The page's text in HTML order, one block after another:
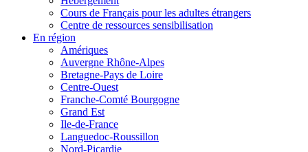
Cours de Français pour les adultes étrangers
Centre de ressources sensibilisation
En région
Amériques
Auvergne Rhône-Alpes
Bretagne-Pays de Loire
Centre-Ouest
Franche-Comté Bourgogne
Grand Est
Ile-de-France
Languedoc-Roussillon
Nord-Picardie